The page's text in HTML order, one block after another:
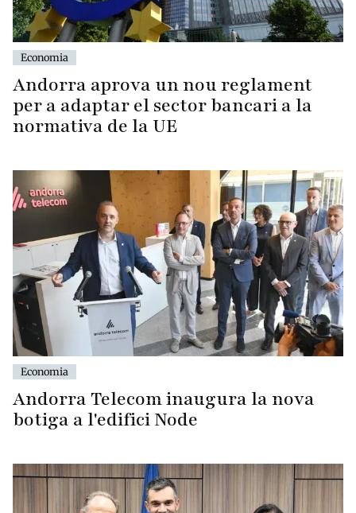
Economia
Andorra aprova un nou reglament
per a adaptar el sector bancari a la
normativa de la UE
Economia
Andorra Telecom inaugura la nova
botiga a l'edifici Node